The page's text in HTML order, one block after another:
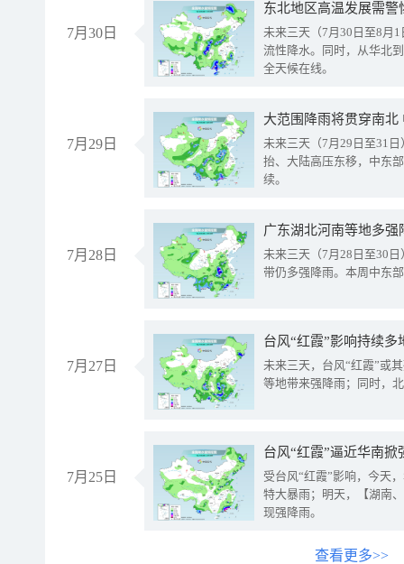
7月30日
东北地区高温发展需
未来三天（7月30日至8月
流性降水。同时，从华北
全天候在线。
7月29日
大范围降雨将贯穿南
未来三天（7月29日至31
抬、大陆高压东移，中东
续。
7月28日
广东湖北河南等地多
未来三天（7月28日至30
带仍多强降雨。本周中东
7月27日
台风“红霞”影响持续
未来三天，台风“红霞”或
等地带来强降雨；同时，
7月25日
台风“红霞”逼近华南
受台风“红霞”影响，今天
特大暴雨；明天，【湖南
现强降雨。
查看更多>>